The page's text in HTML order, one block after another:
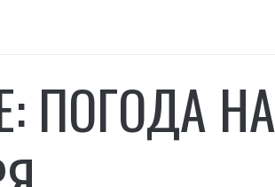
ПОГОДА НА